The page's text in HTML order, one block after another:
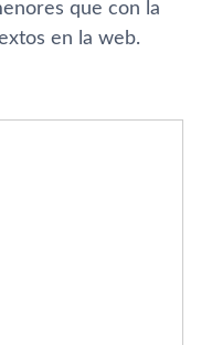
que con la
en la web.